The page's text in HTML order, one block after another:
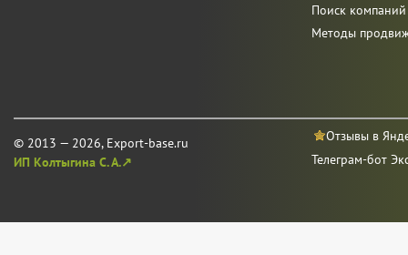
© 2013 — 2026, Export-base.ru
ИП Колтыгина С. А.↗
Поиск
Методы
Отзывы в
Телеграм-бот